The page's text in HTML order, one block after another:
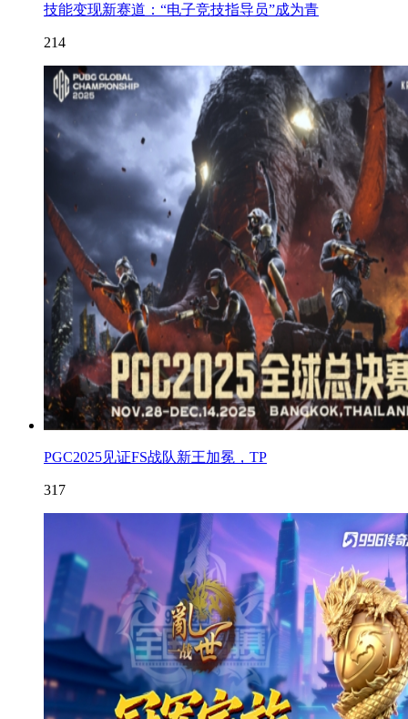
技能变现新赛道：“电子竞技指导员”成为青
214
PGC2025见证FS战队新王加冕，TP
317